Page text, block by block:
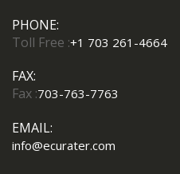
PHONE:
Toll Free :+1 703 261-4664
FAX:
Fax :703-763-7763
EMAIL:
info@ecurater.com